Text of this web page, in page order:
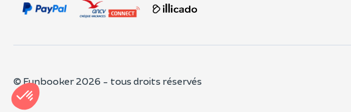
© Funbooker 2026 - tous droits réservés